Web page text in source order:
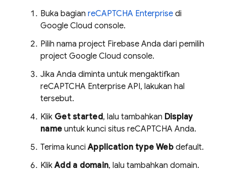
Buka bagian reCAPTCHA Enterprise di
Google Cloud console.
Pilih nama project Firebase Anda dari pemilih
project Google Cloud console.
Jika Anda diminta untuk mengaktifkan
reCAPTCHA Enterprise API, lakukan hal
tersebut.
Klik Get started, lalu tambahkan Display
name untuk kunci situs reCAPTCHA Anda.
Terima kunciApplication type Webdefault.
KlikAdd a domain, lalu tambahkan domain.